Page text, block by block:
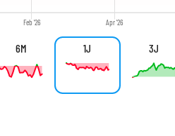
Feb '26 Apr '26
6M 1J 3J